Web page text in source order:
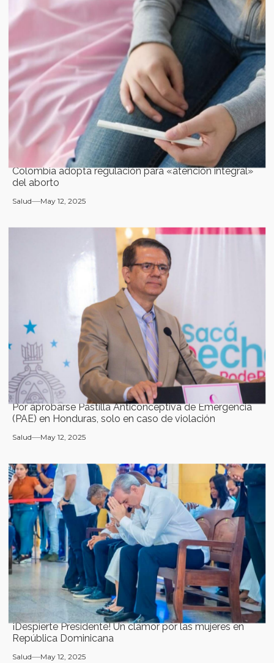
Colombia adopta regulación para «atención integral»
del aborto
Salud May 12, 2025
Por aprobarse Pastilla Anticonceptiva de Emergencia
(PAE) en Honduras, solo en caso de violación
Salud May 12, 2025
¡Despierte Presidente! Un clamor por las mujeres en
República Dominicana
Salud May 12, 2025